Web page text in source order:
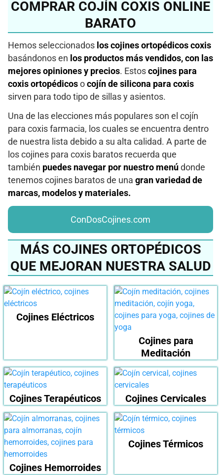
COMPRAR COJÍN COXIS ONLINE
BARATO
Hemos seleccionados los cojines ortopédicos coxis
basándonos en los productos más vendidos, con las
mejores opiniones y precios. Estos cojines para
coxis ortopédicos o cojín de silicona para coxis
sirven para todo tipo de sillas y asientos.
Una de las elecciones más populares son el cojín
para coxis farmacia, los cuales se encuentra dentro
de nuestra lista debido a su alta calidad. A parte de
los cojines para coxis baratos recuerda que
también puedes navegar por nuestro menú donde
tenemos cojines baratos de una gran variedad de
marcas, modelos y materiales.
ConDosCojines.com
MÁS COJINES ORTOPÉDICOS
QUE MEJORAN NUESTRA SALUD
Cojines Eléctricos
Cojines para
Meditación
Cojines Terapéuticos Cojines Cervicales
Cojines Hemorroides
Cojines Térmicos